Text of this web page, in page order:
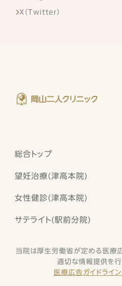
X（Twitter）
総合トップ
望妊治療(津高本院)
女性健診(津高本院)
サテライト(駅前分院)
当院は厚生労働省が定める医療広
適切な情報提供を行
医療広告ガイドライ